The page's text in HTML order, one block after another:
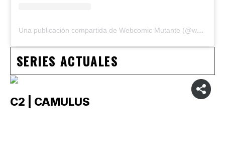
Una publicación compartida de Webcomic Mutante (@webcomicmutante)
SERIES ACTUALES
C2 | CAMULUS